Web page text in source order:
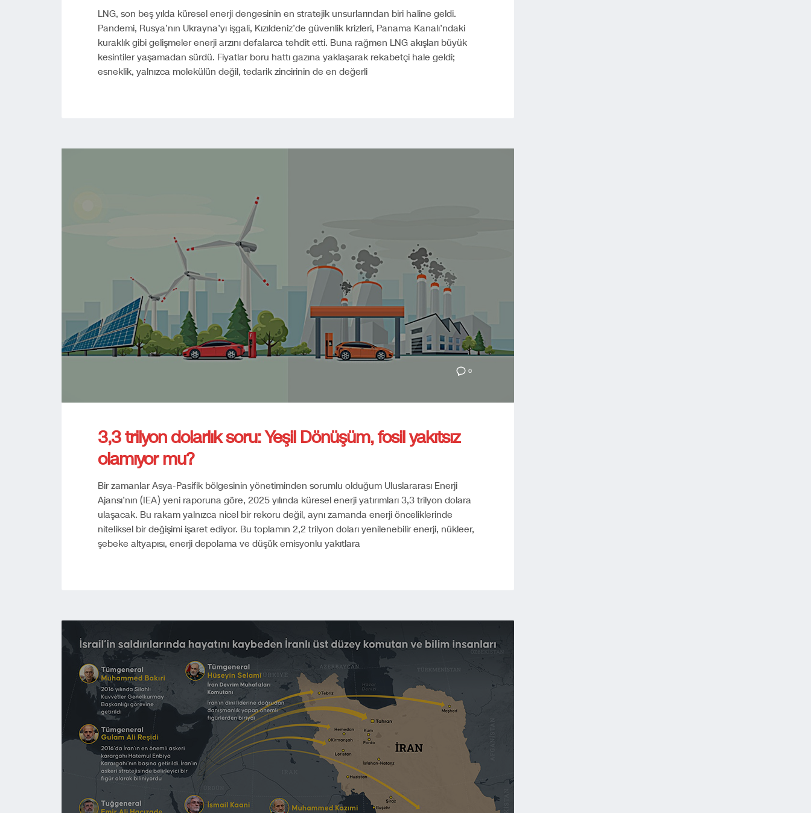
LNG, son beş yılda küresel enerji dengesinin en stratejik unsurlarından biri haline geldi.
Pandemi, Rusya’nın Ukrayna’yı işgali, Kızıldeniz’de güvenlik krizleri, Panama Kanalı’ndaki
kuraklık gibi gelişmeler enerji arzını defalarca tehdit etti. Buna rağmen LNG akışları büyük
kesintiler yaşamadan sürdü. Fiyatlar boru hattı gazına yaklaşarak rekabetçi hale geldi;
esneklik, yalnızca molekülün değil, tedarik zincirinin de en değerli
0
3,3 trilyon dolarlık soru: Yeşil Dönüşüm, fosil yakıtsız
olamıyor mu?
Bir zamanlar Asya-Pasifik bölgesinin yönetiminden sorumlu olduğum Uluslararası Enerji
Ajansı’nın (IEA) yeni raporuna göre, 2025 yılında küresel enerji yatırımları 3,3 trilyon dolara
ulaşacak. Bu rakam yalnızca nicel bir rekoru değil, aynı zamanda enerji önceliklerinde
niteliksel bir değişimi işaret ediyor. Bu toplamın 2,2 trilyon doları yenilenebilir enerji, nükleer,
şebeke altyapısı, enerji depolama ve düşük emisyonlu yakıtlara